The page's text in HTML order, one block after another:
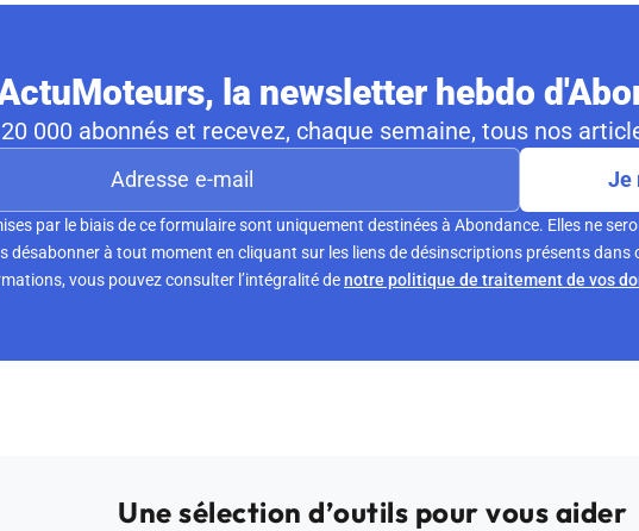
la newsletter hebdo
000 abonnés et recevez, chaque semaine, tous nos
Je
par le biais de ce formulaire sont uniquement destinées à Abondance. Elles ne
désabonner à tout moment en cliquant sur les liens de désinscriptions présents dans
vous pouvez consulter l’intégralité denotre politique de traitement de vos
Une sélection d’outils pour vous aider